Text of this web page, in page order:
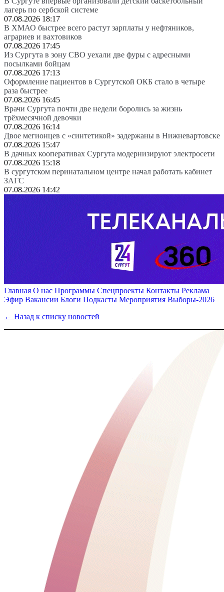
лагерь по сербской системе
07.08.2026 18:17
В ХМАО быстрее всего растут зарплаты у нефтяников,
аграриев и вахтовиков
07.08.2026 17:45
Из Сургута в зону СВО уехали две фуры с адресными
посылками бойцам
07.08.2026 17:13
Оформление пациентов в Сургутской ОКБ стало в четыре
раза быстрее
07.08.2026 16:45
Врачи Сургута почти две недели боролись за жизнь
трёхмесячной девочки
07.08.2026 16:14
Двое мегионцев с «синтетикой» задержаны в Нижневартовске
07.08.2026 15:47
В дачных кооперативах Сургута модернизируют электросети
07.08.2026 15:18
В сургутском перинатальном центре начал работать кабинет
ЗАГС
07.08.2026 14:42
Главная О нас Программы Спецпроекты Контакты Реклама
Эфир Вакансии Блоги Подкасты Мероприятия Выборы-2026
← Назад к списку новостей